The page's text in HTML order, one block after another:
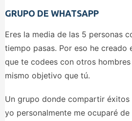
GRUPO DE WHATSAPP
Eres la media de las 5 personas
tiempo pasas. Por eso he creado
que te codees con otros
mismo objetivo que tú.
Un grupo donde compartir
yo personalmente me ocuparé